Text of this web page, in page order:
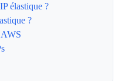
élastique ?
?